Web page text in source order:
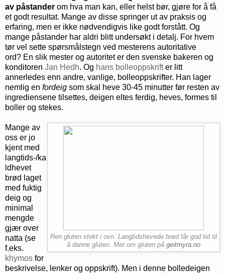
av påstander om hva man kan, eller helst bør, gjøre for å få
et godt resultat. Mange av disse springer ut av praksis og
erfaring, men er ikke nødvendigvis like godt forstått. Og
mange påstander har aldri blitt undersøkt i detalj. For hvem
tør vel sette spørsmålstegn ved mesterens autoritative
ord? En slik mester og autoritet er den svenske bakeren og
konditoren Jan Hedh. Og hans bolleoppskrifter litt
annerledes enn andre, vanlige, bolleoppskrifter. Han lager
nemlig en fordeig som skal heve 30-45 minutter før resten av
ingrediensene tilsettes, deigen eltes ferdig, heves, formes til
boller og stekes.
Ren gluten stekt i ovn. Langtidshevede brød får god tid til
å danne gluten. Mer om gluten på geitmyra.no
Mange av
oss er jo
kjent med
langtids-/ka
ldhevet
brød laget
med fuktig
deig og
minimal
mengde
gjær over
natta (se
f.eks.
khymos for
beskrivelse, lenker og oppskrift). Men i denne bolledeigen